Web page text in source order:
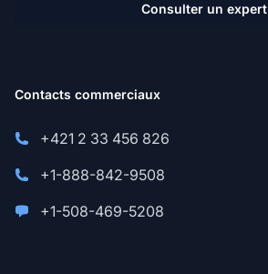
Consulter un expert
Contacts commerciaux
+421 2 33 456 826
+1-888-842-9508
+1-508-469-5208